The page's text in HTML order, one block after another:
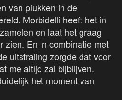
van plukken in de
Morbidelli heeft het in
en laat het graag
zien. En in combinatie met
uitstraling zorgde dat voor
me altijd zal bijblijven.
het moment van